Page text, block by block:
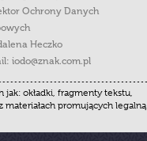
Ochrony Danych
Heczko
iodo@znak.com.pl
okładki, fragmenty tekstu,
promujących legalną